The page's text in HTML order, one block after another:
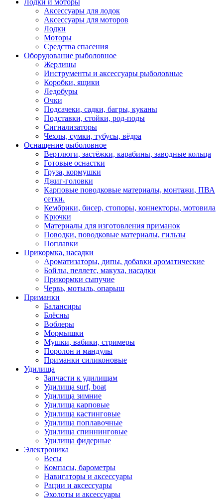
Лодки и моторы
Аксессуары для лодок
Аксессуары для моторов
Лодки
Моторы
Средства спасения
Оборудование рыболовное
Жерлицы
Инструменты и аксессуары рыболовные
Коробки, ящики
Ледобуры
Очки
Подсачеки, садки, багры, куканы
Подставки, стойки, род-поды
Сигнализаторы
Чехлы, сумки, тубусы, вёдра
Оснащение рыболовное
Вертлюги, застёжки, карабины, заводные кольца
Готовые оснастки
Груза, кормушки
Джиг-головки
Карповые поводковые материалы, монтажи, ПВА
сетки.
Кембрики, бисер, стопоры, коннекторы, мотовила
Крючки
Материалы для изготовления приманок
Поводки, поводковые материалы, гильзы
Поплавки
Прикормка, насадки
Ароматизаторы, дипы, добавки ароматические
Бойлы, пеллетс, макуха, насадки
Прикормки сыпучие
Червь, мотыль, опарыш
Приманки
Балансиры
Блёсны
Воблеры
Мормышки
Мушки, вабики, стримеры
Поролон и мандулы
Приманки силиконовые
Удилища
Запчасти к удилищам
Удилища surf, boat
Удилища зимние
Удилища карповые
Удилища кастинговые
Удилища поплавочные
Удилища спиннинговые
Удилища фидерные
Электроника
Весы
Компасы, барометры
Навигаторы и аксессуары
Рации и аксессуары
Эхолоты и аксессуары